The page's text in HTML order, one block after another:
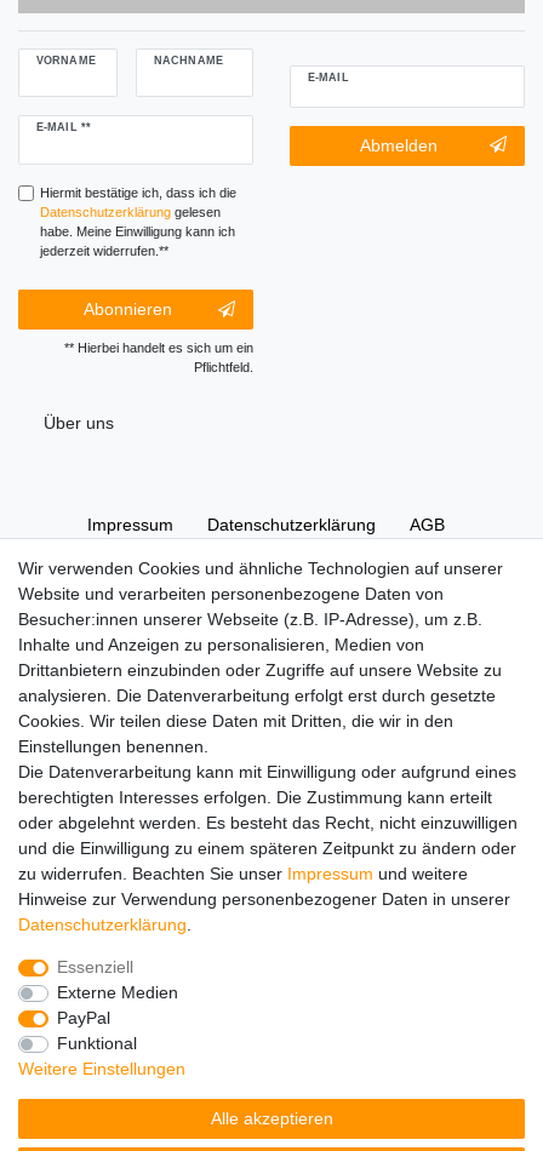
VORNAME NACHNAME
E-MAIL **
Newsletter
Hiermit bestätige ich, dass ich die
Daten­schutz­erklärunggelesen
habe. Meine Einwilligung kann ich
jederzeit widerrufen.**
Abonnieren
** Hierbei handelt es sich um ein
Pflichtfeld.
E-MAIL
Newsletter-
Abmeldung
Abmelden
Wir verwenden Cookies und ähnliche Technologien auf unserer
Website und verarbeiten personenbezogene Daten von
Besucher:innen unserer Webseite (z.B. IP-Adresse), um z.B.
Inhalte und Anzeigen zu personalisieren, Medien von
Drittanbietern einzubinden oder Zugriffe auf unsere Website zu
analysieren. Die Datenverarbeitung erfolgt erst durch gesetzte
Cookies. Wir teilen diese Daten mit Dritten, die wir in den
Einstellungen benennen.
Die Datenverarbeitung kann mit Einwilligung oder aufgrund eines
berechtigten Interesses erfolgen. Die Zustimmung kann erteilt
oder abgelehnt werden. Es besteht das Recht, nicht einzuwilligen
und die Einwilligung zu einem späteren Zeitpunkt zu ändern oder
zu widerrufen. Beachten Sie unser Impressum und weitere
Hinweise zur Verwendung personenbezogener Daten in unserer
Daten­schutz­erklärung
Essenziell
Externe Medien
PayPal
Funktional
Weitere Einstellungen
Alle akzeptieren
Über uns
Impressum Daten­schutz­erklärung AGB
Widerrufs­recht Vertrag widerrufen Kontakt
Hinweise zur Batterieentsorgung
Im Zusammenhang mit dem Vertrieb von Batterien oder mit
der Lieferung von Geräten, die Batterien enthalten, sind wir
verpflichtet, Sie auf folgendes hinzuweisen:
Sie sind zur Rückgabe gebrauchter Batterien als Endnutzer
gesetzlich verpflichtet. Sie können Altbatterien, die wir als
Neubatterien im Sortiment führen oder geführt haben,
unentgeltlich an unserem Versandlager (Versandadresse)
zurückgeben. Die auf den Batterien abgebildeten Symbole
haben folgende Bedeutung:
Das Symbol der durchgekreuzten Mülltonne bedeutet, dass
die Batterie nicht in den Hausmüll gegeben werden darf.
Pb = Batterie enthält mehr als 0,004 Masseprozent Blei
Cd = Batterie enthält mehr als 0,002 Masseprozent
Cadmium
Hg = Batterie enthält mehr als 0,0005 Masseprozent
Bitte beachten Sie die vorstehenden Hinweise.